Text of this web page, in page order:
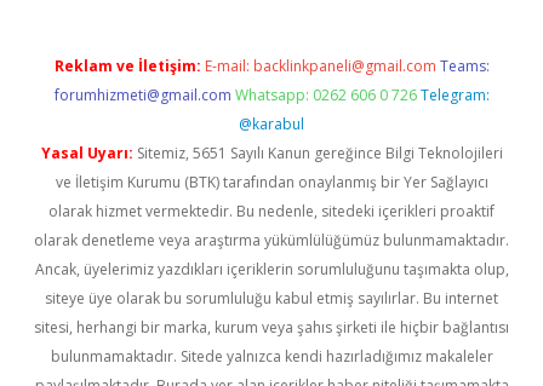
Reklam ve İletişim: E-mail: backlinkpaneli@gmail.com Teams:
forumhizmeti@gmail.com Whatsapp: 0262 606 0 726 Telegram:
@karabul
Yasal Uyarı: Sitemiz, 5651 Sayılı Kanun gereğince Bilgi Teknolojileri
ve İletişim Kurumu (BTK) tarafından onaylanmış bir Yer Sağlayıcı
olarak hizmet vermektedir. Bu nedenle, sitedeki içerikleri proaktif
olarak denetleme veya araştırma yükümlülüğümüz bulunmamaktadır.
Ancak, üyelerimiz yazdıkları içeriklerin sorumluluğunu taşımakta olup,
siteye üye olarak bu sorumluluğu kabul etmiş sayılırlar. Bu internet
sitesi, herhangi bir marka, kurum veya şahıs şirketi ile hiçbir bağlantısı
bulunmamaktadır. Sitede yalnızca kendi hazırladığımız makaleler